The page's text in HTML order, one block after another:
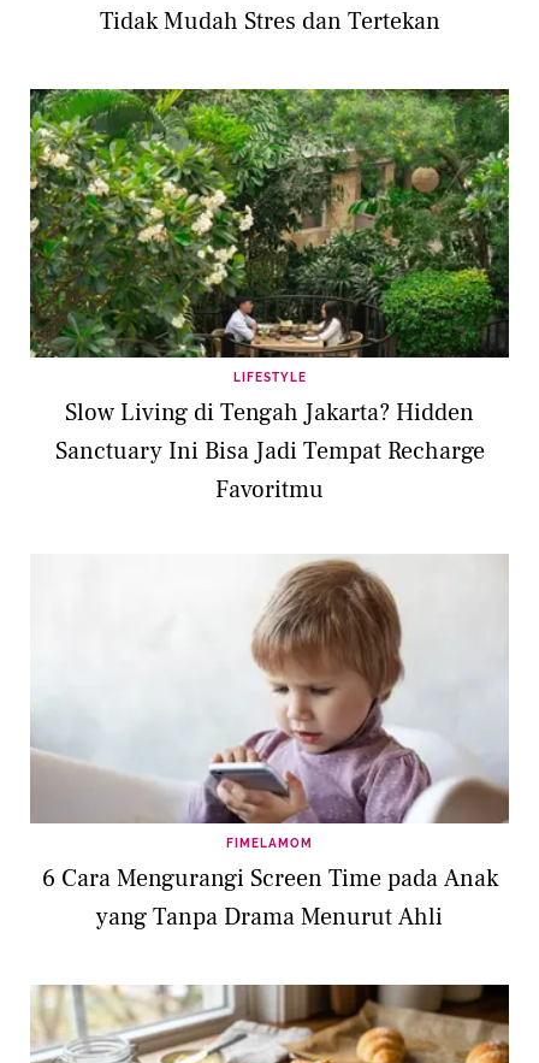
Tidak Mudah Stres dan Tertekan
LIFESTYLE
Slow Living di Tengah Jakarta? Hidden
Sanctuary Ini Bisa Jadi Tempat Recharge
Favoritmu
FIMELAMOM
6 Cara Mengurangi Screen Time pada Anak
yang Tanpa Drama Menurut Ahli